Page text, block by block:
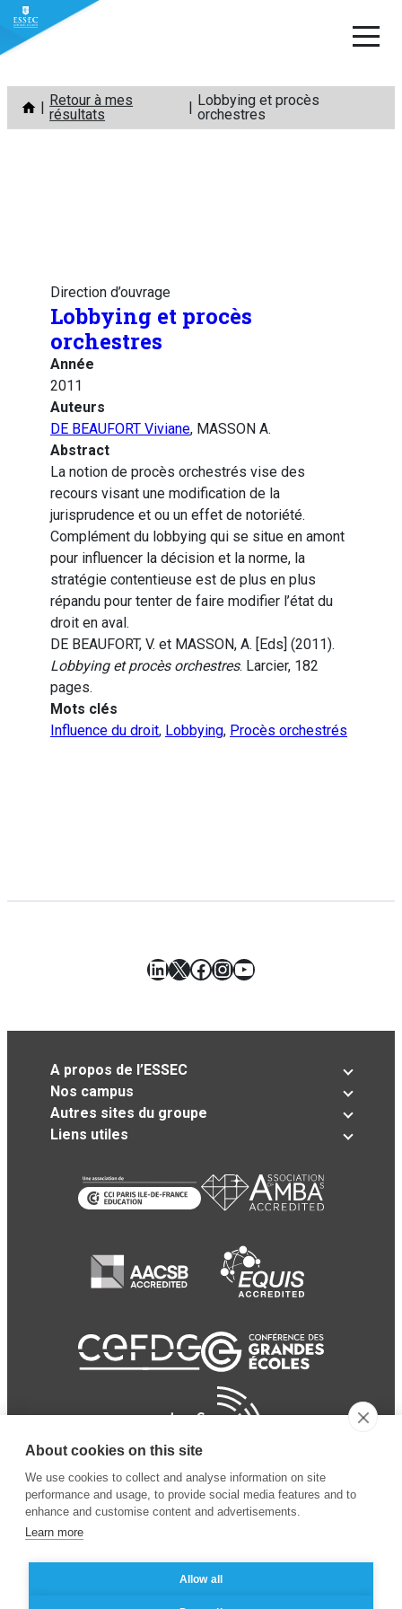
Aller
contenu
Retour à mes
résultats
Lobbying et procès
orchestres
Direction d’ouvrage
Lobbying et procès
orchestres
Année
2011
Auteurs
DE BEAUFORT Viviane, MASSON A.
Abstract
La notion de procès orchestrés vise des
recours visant une modification de la
jurisprudence et ou un effet de notoriété.
Complément du lobbying qui se situe en amont
pour influencer la décision et la norme, la
stratégie contentieuse est de plus en plus
répandu pour tenter de faire modifier l’état du
droit en aval.
DE BEAUFORT, V. et MASSON, A. [Eds] (2011).
Lobbying et procès orchestres. Larcier, 182
pages.
Mots clés
Influence du droit, Lobbying, Procès orchestrés
LinkedIn
X Facebook
Instagram
YouTube
A propos de l’ESSEC
Nos campus
Autres sites du groupe
Liens utiles
Mentions légales
About cookies on this site
We use cookies to collect and analyse information on site
performance and usage, to provide social media features and to
enhance and customise content and advertisements.
Learn more
Allow all